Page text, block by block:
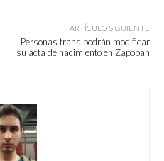
ARTÍCULO SIGUIENTE
Personas trans podrán modificar
su acta de nacimiento en Zapopan